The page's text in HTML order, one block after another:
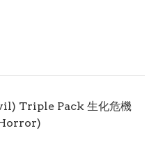
Triple Pack 生化危機